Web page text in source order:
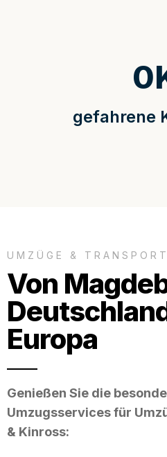
gefahrene
0
UMZÜGE &
Von
Europa
Genießen Sie die
Umzugsservices für
& Kinross: